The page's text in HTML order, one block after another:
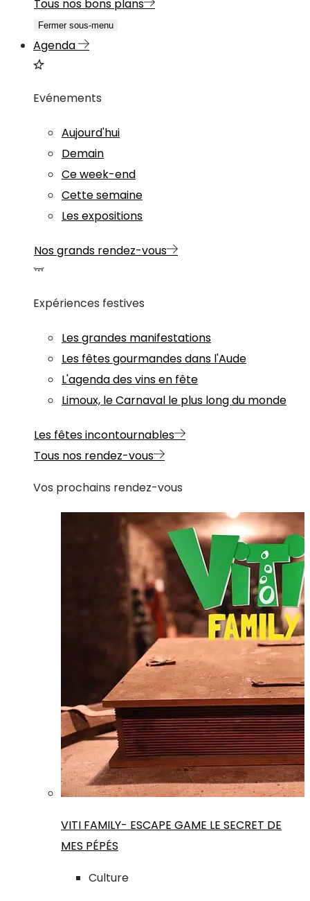
Tous nos bons plans
Fermer sous-menu
Agenda
Evénements
Aujourd'hui
Demain
Ce week-end
Cette semaine
Les expositions
Nos grands rendez-vous
Expériences festives
Les grandes manifestations
Les fêtes gourmandes dans l'Aude
L'agenda des vins en fête
Limoux, le Carnaval le plus long du monde
Les fêtes incontournables
Tous nos rendez-vous
Vos prochains rendez-vous
VITI FAMILY- ESCAPE GAME LE SECRET DE
MES PÉPÉS
Culture